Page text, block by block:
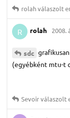
rolahválaszolt
R rolah 2008.
sdc
(egyébként mtu-t
Sevoirválaszolt